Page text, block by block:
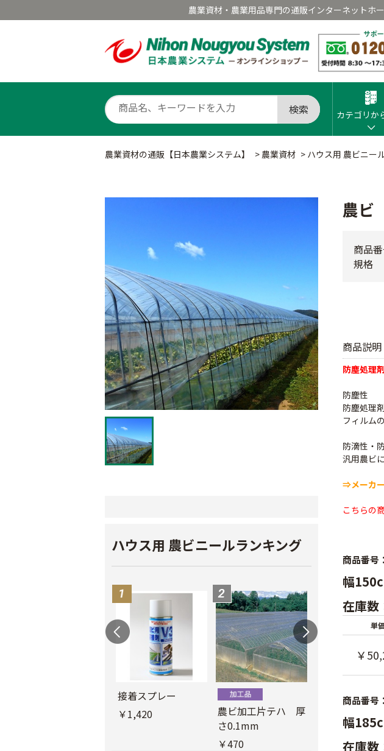
農業資材・農業用品専門の通販インターネットホ
検索 カテゴリか
農業資材の通販【日本農業システム】 > 農業資材 > ハウス用 農ビニー
ハウス用 農ビニールランキング
接着スプレー
￥1,420
農ビ加工片テハ 厚
さ0.1mm
￥470
農ビロジー
0.05mm
￥28,800
農ビ
商品説明
防塵処理
防塵性
防塵処理
フィルム
防滴性・
汎用農ビ
⇒メーカ
こちらの
商品
規格
商品番
幅
在庫数
単
￥
商品番号
幅
在庫数